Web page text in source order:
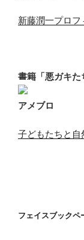
新藤潤一プロフ
書籍「悪ガキた
アメブロ
子どもたちと自
フェイスブックペ